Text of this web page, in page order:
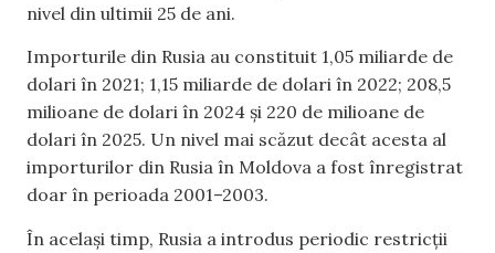
nivel din ultimii 25 de ani.
Importurile din Rusia au constituit 1,05 miliarde de
dolari în 2021; 1,15 miliarde de dolari în 2022; 208,5
milioane de dolari în 2024 și 220 de milioane de
dolari în 2025. Un nivel mai scăzut decât acesta al
importurilor din Rusia în Moldova a fost înregistrat
doar în perioada 2001–2003.
În același timp, Rusia a introdus periodic restricții